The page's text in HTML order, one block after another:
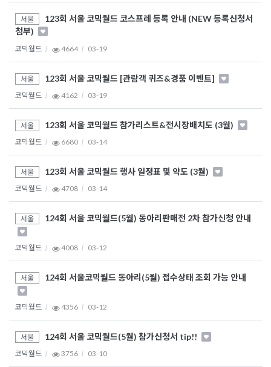
서울
123회 서울 코믹월드 코스프레 등록 안내 (NEW 등록신청서
첨부)
코믹월드 4664 03-19
서울 123회 서울 코믹월드 [관람객 퀴즈&경품 이벤트]
코믹월드 4162 03-19
서울 123회 서울 코믹월드 참가리스트&전시장배치도 (3월)
코믹월드 6680 03-14
서울 123회 서울 코믹월드 행사 일정표 및 약도 (3월)
코믹월드 4708 03-14
서울 124회 서울 코믹월드(5월) 동아리판매전 2차 참가신청 안내
코믹월드 4008 03-12
서울 124회 서울코믹월드 동아리(5월) 접수상태 조회 가능 안내
코믹월드 4356 03-12
서울 124회 서울 코믹월드(5월) 참가신청서 tip!!
코믹월드 3756 03-10